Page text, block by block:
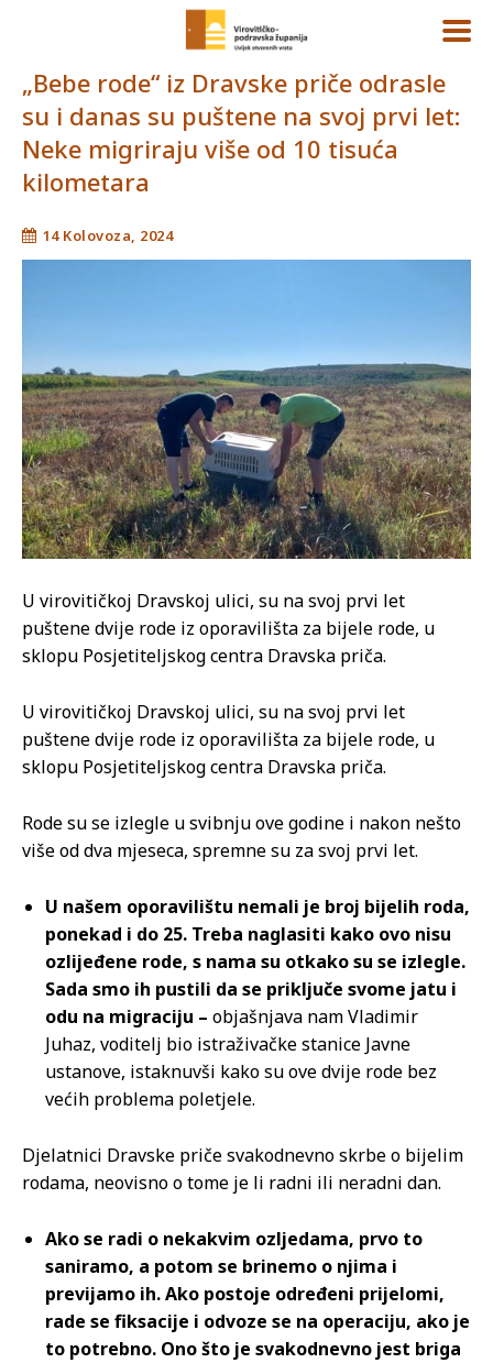
„Bebe rode“ iz Dravske priče odrasle
su i danas su puštene na svoj prvi let:
Neke migriraju više od 10 tisuća
kilometara
14 Kolovoza, 2024
U virovitičkoj Dravskoj ulici, su na svoj prvi let
puštene dvije rode iz oporavilišta za bijele rode, u
sklopu Posjetiteljskog centra Dravska priča.
U virovitičkoj Dravskoj ulici, su na svoj prvi let
puštene dvije rode iz oporavilišta za bijele rode, u
sklopu Posjetiteljskog centra Dravska priča.
Rode su se izlegle u svibnju ove godine i nakon nešto
više od dva mjeseca, spremne su za svoj prvi let.
U našem oporavilištu nemali je broj bijelih roda,
ponekad i do 25. Treba naglasiti kako ovo nisu
ozlijeđene rode, s nama su otkako su se izlegle.
Sada smo ih pustili da se priključe svome jatu i
odu na migraciju – objašnjava nam Vladimir
Juhaz, voditelj bio istraživačke stanice Javne
ustanove, istaknuvši kako su ove dvije rode bez
većih problema poletjele.
Djelatnici Dravske priče svakodnevno skrbe o bijelim
rodama, neovisno o tome je li radni ili neradni dan.
Ako se radi o nekakvim ozljedama, prvo to
saniramo, a potom se brinemo o njima i
previjamo ih. Ako postoje određeni prijelomi,
rade se fiksacije i odvoze se na operaciju, ako je
to potrebno. Ono što je svakodnevno jest briga